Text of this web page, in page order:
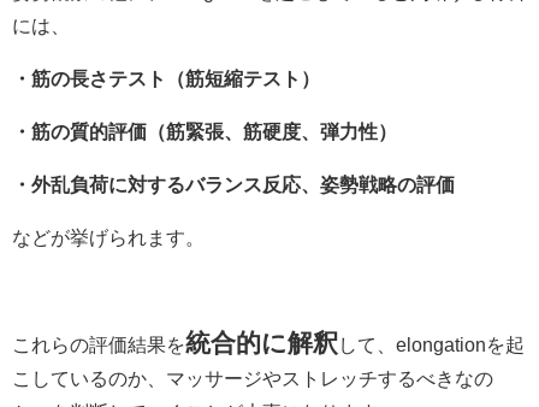
には、
・筋の長さテスト（筋短縮テスト）
・筋の質的評価（筋緊張、筋硬度、弾力性）
・外乱負荷に対するバランス反応、姿勢戦略の評価
などが挙げられます。
これらの評価結果を統合的に解釈して、elongationを起
こしているのか、マッサージやストレッチするべきなの